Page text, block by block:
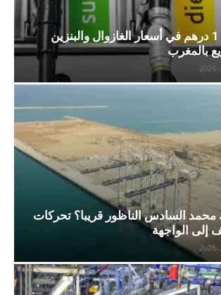
زيادة جديدة بـ 1 درهم في أسعار الغازوال والبنزين
بالمغرب
محمد السادس الناظور قريبا؟ تحركات
إلى الواجهة